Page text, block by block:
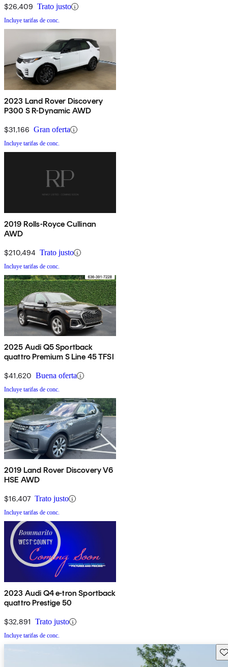
$26,409 Trato justo
Incluye tarifas de conc.
2023 Land Rover Discovery
P300 S R-Dynamic AWD
$31,166 Gran oferta
Incluye tarifas de conc.
2019 Rolls-Royce Cullinan
AWD
$210,494 Trato justo
Incluye tarifas de conc.
2025 Audi Q5 Sportback
quattro Premium S Line 45 TFSI
$41,620 Buena oferta
Incluye tarifas de conc.
2019 Land Rover Discovery V6
HSE AWD
$16,407 Trato justo
Incluye tarifas de conc.
2023 Audi Q4 e-tron Sportback
quattro Prestige 50
$32,891 Trato justo
Incluye tarifas de conc.